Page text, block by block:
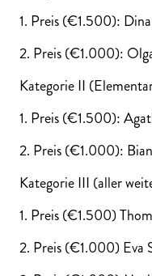
1. Preis (€1.500):
2. Preis (€1.000):
Kategorie II
1. Preis (€1.500):
2. Preis (€1.000):
Kategorie III (aller
1. Preis (€1.500)
2. Preis (€1.000) Eva